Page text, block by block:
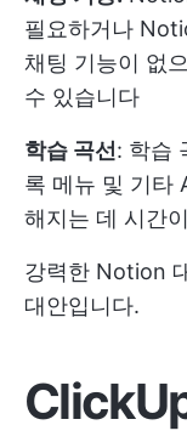
필요하거나
채팅 기능이 없
수 있습니다
학습 곡선 : 학습
록 메뉴 및 기타
해지는 데 시간
강력한 Notion
대안입니다.